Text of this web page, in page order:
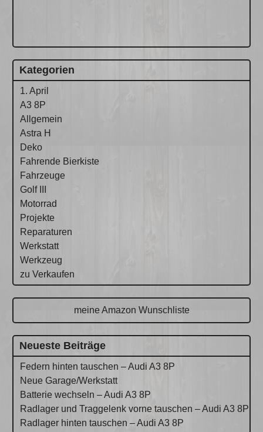
Kategorien
1. April
A3 8P
Allgemein
Astra H
Deko
Fahrende Bierkiste
Fahrzeuge
Golf III
Motorrad
Projekte
Reparaturen
Werkstatt
Werkzeug
zu Verkaufen
meine Amazon Wunschliste
Neueste Beiträge
Federn hinten tauschen – Audi A3 8P
Neue Garage/Werkstatt
Batterie wechseln – Audi A3 8P
Radlager und Traggelenk vorne tauschen – Audi A3 8P
Radlager hinten tauschen – Audi A3 8P